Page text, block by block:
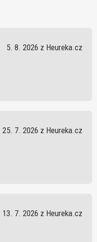
5. 8. 2026 z Heureka.cz
25. 7. 2026 z Heureka.cz
13. 7. 2026 z Heureka.cz